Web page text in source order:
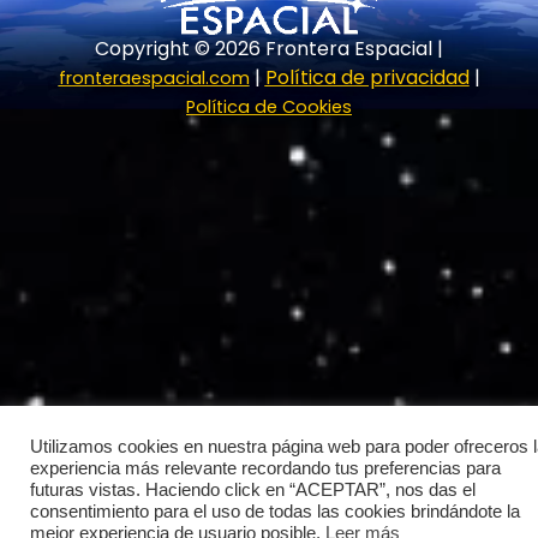
r
m
Copyright © 2026 Frontera Espacial |
fronteraespacial.com | Política de privacidad|
Política de Cookies
Utilizamos cookies en nuestra página web para poder ofreceros
experiencia más relevante recordando tus preferencias para
futuras vistas. Haciendo click en “ACEPTAR”, nos das el
consentimiento para el uso de todas las cookies brindándote la
mejor experiencia de usuario posible. Leer más